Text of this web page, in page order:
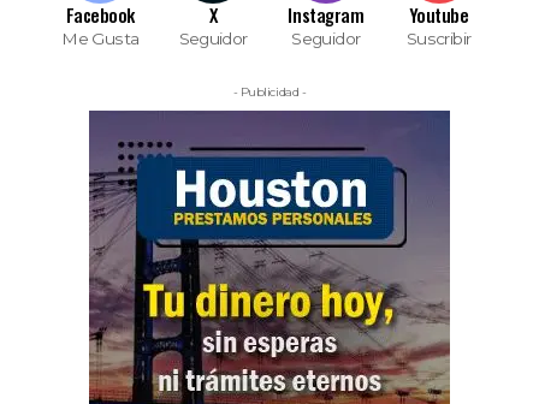
Facebook
Me Gusta
X
Seguidor
Instagram
Seguidor
Youtube
Suscribir
- Publicidad -